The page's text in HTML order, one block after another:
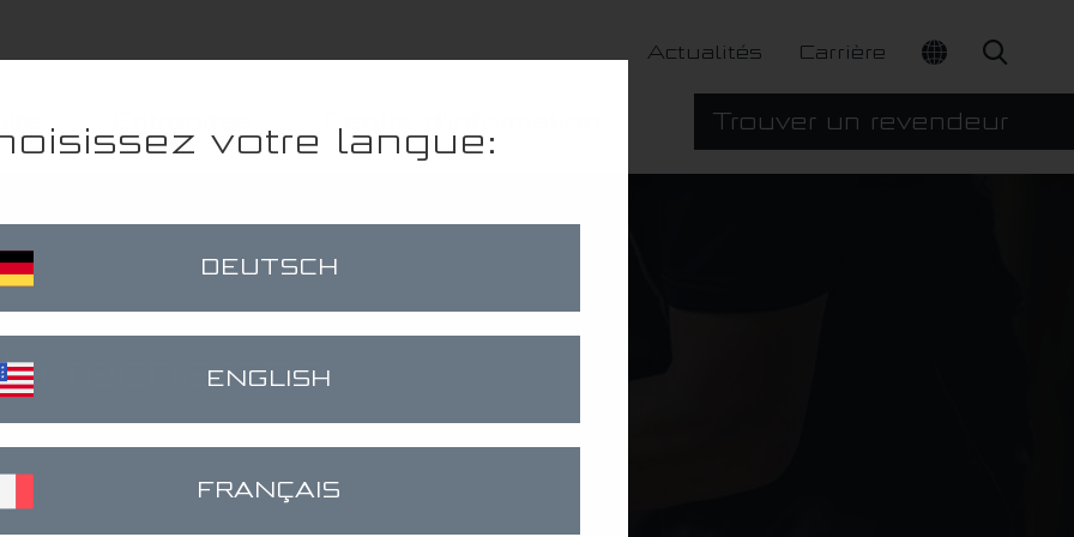
Actualités Carrière
Centre d'information Trouver un revendeur
la recherche
votre langue:
DEUTSCH
ENGLISH
FRANÇAIS